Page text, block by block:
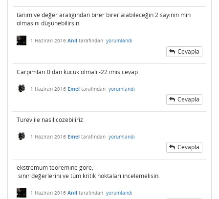
tanım ve değer aralıgından birer birer alabileceğin 2 sayının min
olmasını düşünebilirsin.
1 Haziran 2016 Anil tarafından yorumlandı
Cevapla
Carpimlari 0 dan kucuk olmali -22 imis cevap
1 Haziran 2016 Emel tarafından yorumlandı
Cevapla
Turev ile nasil cozebiliriz
1 Haziran 2016 Emel tarafından yorumlandı
Cevapla
ekstremum teoremıne gore;
sınır değerlerini ve tüm kritik noktaları incelemelisin.
1 Haziran 2016 Anil tarafından yorumlandı